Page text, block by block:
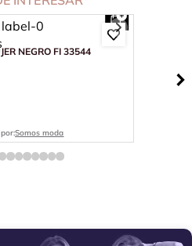
NEGRO FI 33544
Somos moda